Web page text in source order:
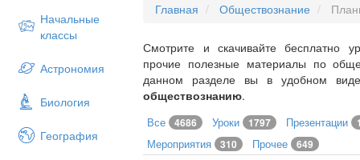
Начальные
классы
Астрономия
Биология
География
Главная Обществознание
Смотрите и скачивайте бесплатно
прочие полезные материалы по
данном разделе вы в удобном
обществознанию.
Все 4686 Уроки 1797 Презентации
Мероприятия 310 Прочее 649